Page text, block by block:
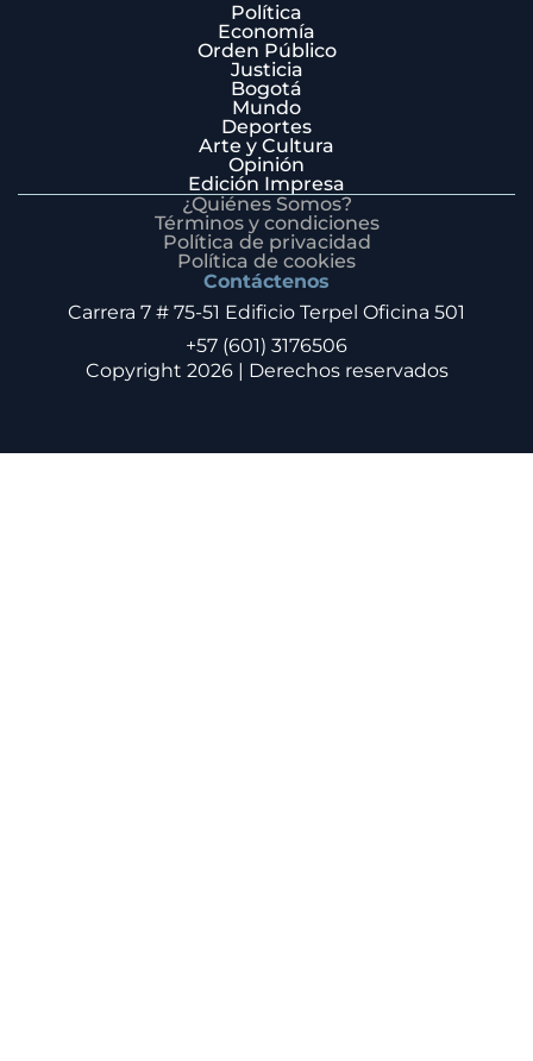
Política
Economía
Orden Público
Justicia
Bogotá
Mundo
Deportes
Arte y Cultura
Opinión
Edición Impresa
¿Quiénes Somos?
Términos y condiciones
Política de privacidad
Política de cookies
Contáctenos
Carrera 7 # 75-51 Edificio Terpel Oficina 501
+57 (601) 3176506
Copyright 2026 | Derechos reservados